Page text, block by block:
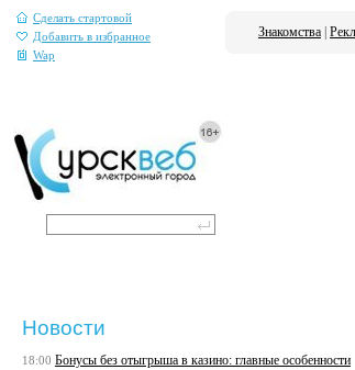
Сделать стартовой
Добавить в избранное
Wap
Знакомства
Новости
18:00 Бонусы без отыгрыша в казино: главные особенности